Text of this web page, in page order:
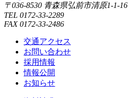
〒036-8530 青森県弘前市清原1-1-16
TEL 0172-33-2289
FAX 0172-33-2486
交通アクセス
お問い合わせ
採用情報
情報公開
お知らせ